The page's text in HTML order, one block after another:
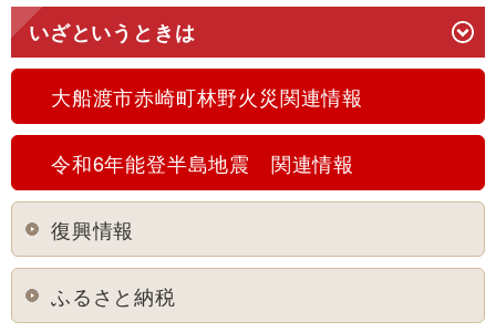
いざというときは
大船渡市赤崎町林野火災関連情報
令和6年能登半島地震 関連情報
復興情報
ふるさと納税